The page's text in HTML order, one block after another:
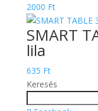
2000 Ft
SMART
lila
635 Ft
Keresés